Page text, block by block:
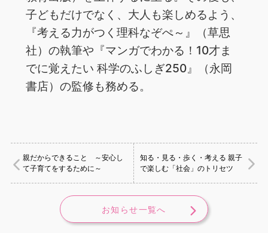
子どもだけでなく、大人も楽しめるよう、
『考える力がつく理科なぞぺ～』（草思
社）の執筆や『マンガでわかる！10才ま
でに覚えたい 科学のふしぎ250』（永岡
書店）の監修も務める。
親だからできること ～安心し
て子育てをするために～
知る・見る・歩く・考える 親子
で楽しむ「社会」のトリセツ
お知らせ一覧へ